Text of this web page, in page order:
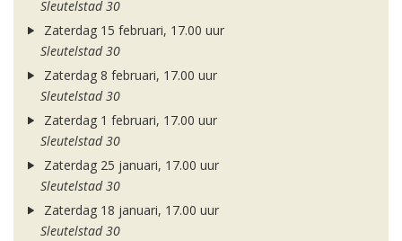
Sleutelstad 30
Zaterdag 15 februari, 17.00 uur
Sleutelstad 30
Zaterdag 8 februari, 17.00 uur
Sleutelstad 30
Zaterdag 1 februari, 17.00 uur
Sleutelstad 30
Zaterdag 25 januari, 17.00 uur
Sleutelstad 30
Zaterdag 18 januari, 17.00 uur
Sleutelstad 30